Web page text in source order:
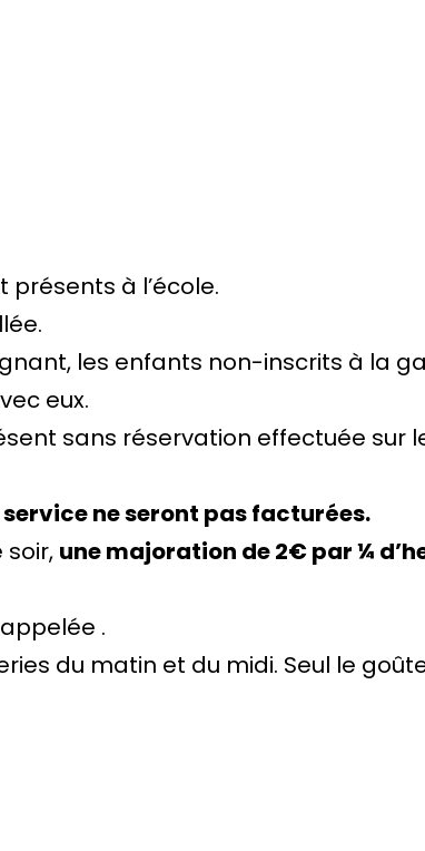
à l’école.
les enfants non-inscrits à la
eux.
sans réservation effectuée sur
ne seront pas facturées.
soir, une majoration de 2€ par ¼
.
du matin et du midi. Seul le